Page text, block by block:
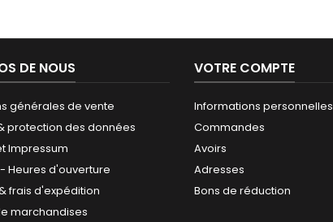
DE NOUS
générales de vente
protection des données
Impressum
Heures d'ouverture
frais d'expédition
marchandises
VOTRE COMPTE
Informations personnelles
Commandes
Avoirs
Adresses
Bons de réduction